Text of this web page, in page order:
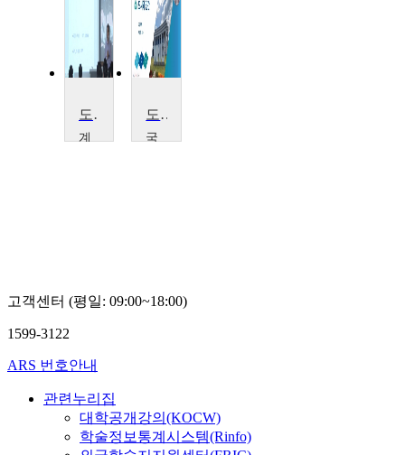
도시계획개론
계
도시와 인간
국
고객센터 (평일: 09:00~18:00)
1599-3122
ARS 번호안내
관련누리집
대학공개강의(KOCW)
학술정보통계시스템(Rinfo)